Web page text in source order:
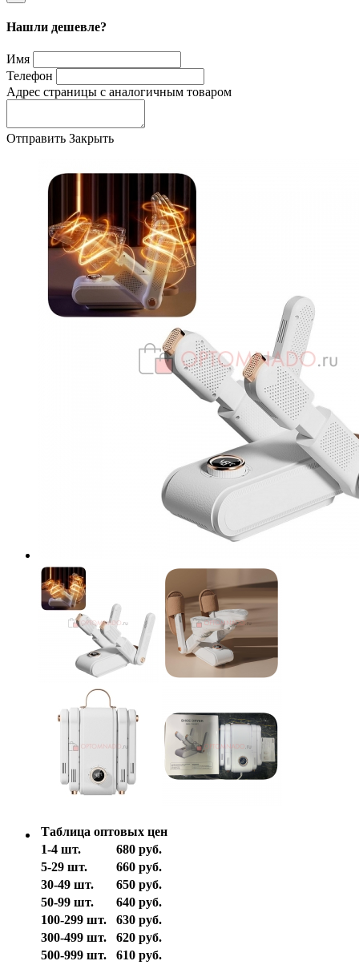
Нашли дешевле?
Имя
Телефон
Адрес страницы с аналогичным товаром
Отправить Закрыть
Таблица оптовых цен
1-4 шт.
680 руб.
5-29 шт.
660 руб.
30-49 шт.
650 руб.
50-99 шт.
640 руб.
100-299 шт.
630 руб.
300-499 шт.
620 руб.
500-999 шт.
610 руб.